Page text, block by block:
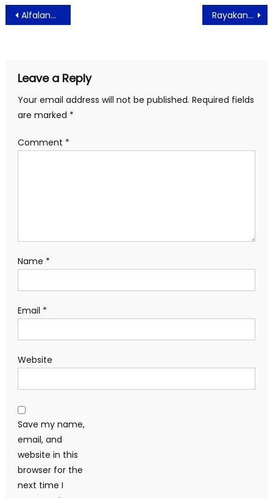
Post
navigation
Alfaland Group Rayakan Ulang Tahun ke-26 dengan Berbagai Kegiatan Sosial dan Lingkungan “Together for Earth and Humanity” Rayakan Idul Fitri, FitFlop Luncurkan Koleksi Terbaru Spring Summer 2025
Leave a Reply
Your email address will not be published. Required fields
are marked *
Comment *
Name *
Email *
Website
Save my name,
email, and
website in this
browser for the
next time I